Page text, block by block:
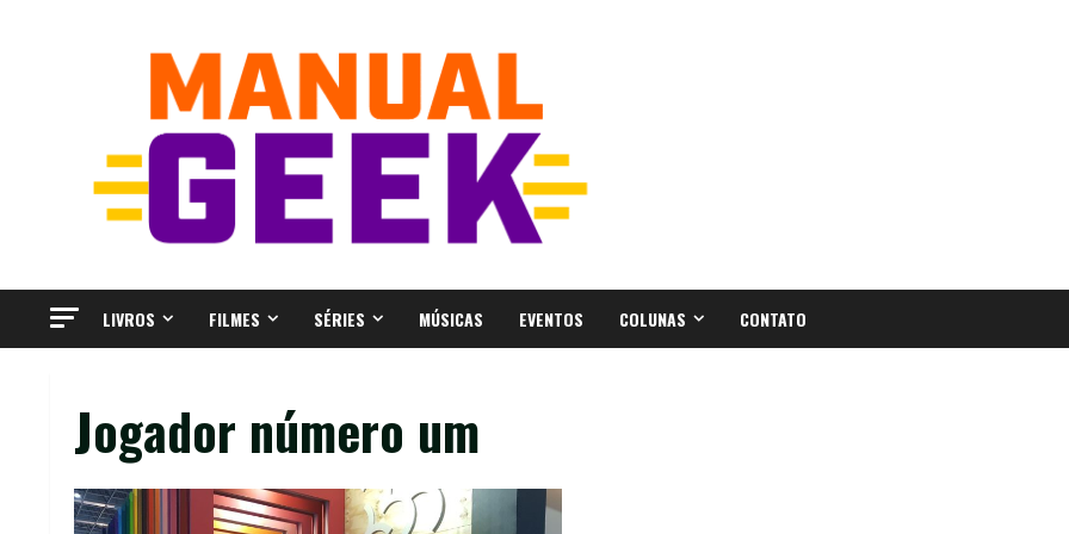
LIVROS FILMES SÉRIES MÚSICAS EVENTOS COLUNAS CONTATO
Jogador número um